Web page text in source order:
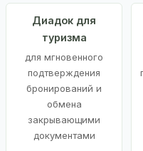
Диадок для
туризма
для мгновенного
подтверждения
бронирований и
обмена
закрывающими
документами